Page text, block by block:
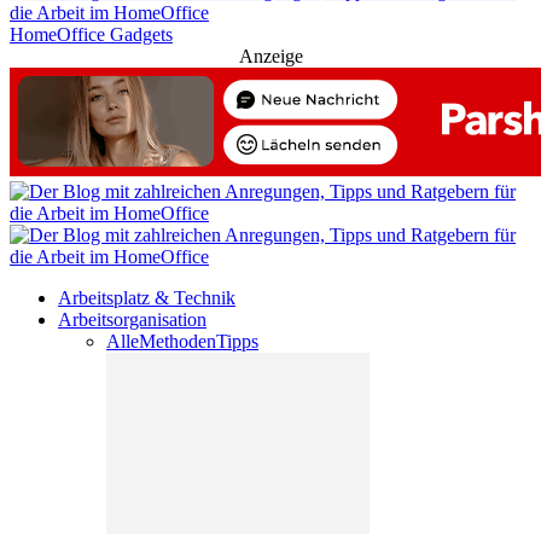
HomeOffice Gadgets
Anzeige
Arbeitsplatz & Technik
Arbeitsorganisation
AlleMethodenTipps